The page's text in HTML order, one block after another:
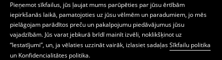
Pieņemot sīkfailus, jūs ļaujat mums parūpēties par jūsu ērtībām
iepirkšanās laikā, pamatojoties uz jūsu vēlmēm un paradumiem, jo mēs
pielāgojam parādītos preču un pakalpojumu piedāvājumus jūsu
vajadzībām. Jūs varat jebkurā brīdī mainīt izvēli, noklikšķinot uz
“Iestatījumi”, un, ja vēlaties uzzināt vairāk, izlasiet sadaļasSīkfailu politika
un Konfidencialitātes politika.
Interneta veikals
Privātuma politika